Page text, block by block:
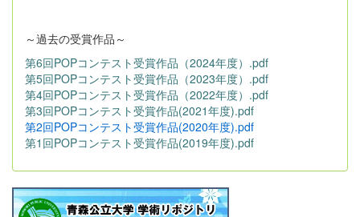
～過去の受賞作品～
第6回POPコンテスト受賞作品（2024年度）.pdf
第5回POPコンテスト受賞作品（2023年度）.pdf
第4回POPコンテスト受賞作品（2022年度）.pdf
第3回POPコンテスト受賞作品(2021年度).pdf
第2回POPコンテスト受賞作品(2020年度).pdf
第1回POPコンテスト受賞作品(2019年度).pdf